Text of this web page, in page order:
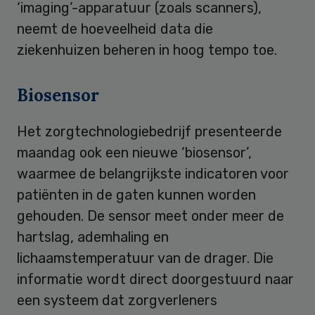
‘imaging’-apparatuur (zoals scanners),
neemt de hoeveelheid data die
ziekenhuizen beheren in hoog tempo toe.
Biosensor
Het zorgtechnologiebedrijf presenteerde
maandag ook een nieuwe ‘biosensor’,
waarmee de belangrijkste indicatoren voor
patiënten in de gaten kunnen worden
gehouden. De sensor meet onder meer de
hartslag, ademhaling en
lichaamstemperatuur van de drager. Die
informatie wordt direct doorgestuurd naar
een systeem dat zorgverleners